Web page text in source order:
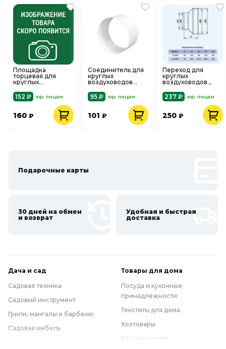
Площадка
торцевая для
круглых
пластик 180х250
мм, фланец D-120
152 ₽ юр. лицам
160 ₽
Соединитель для
круглых
воздуховодов
фасонный ERA
15FC
95 ₽ юр. лицам
101 ₽
Переход для
круглых
воздуховодов
125 ERA 12,515RP
(для вытяжки)
237 ₽ юр. лицам
250 ₽
Подарочные карты
30 дней на обмен
и возврат
Удобная и быстрая
доставка
Дача и сад
Садовая техника
Садовый инструмент
Грили, мангалы и барбекю
Садовая мебель
Товары для дома
Посуда и кухонные
принадлежности
Текстиль для дома
Хозтовары
Бытовая химия